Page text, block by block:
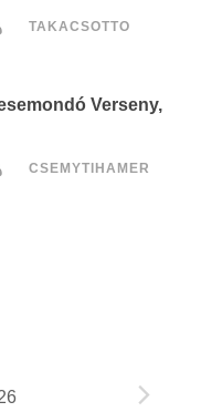
TAKACSOTTO
Verseny,
CSEMYTIHAMER